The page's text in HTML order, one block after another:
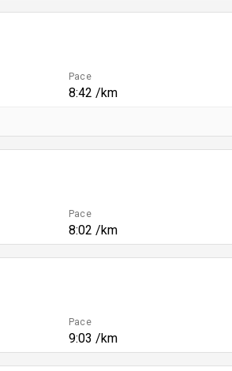
Pace
8:42 /km
Pace
8:02 /km
Pace
9:03 /km